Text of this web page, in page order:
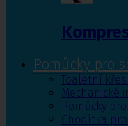
Pomůcky pro
Toaletní
Mechanické
Pomůcky
Chodítka